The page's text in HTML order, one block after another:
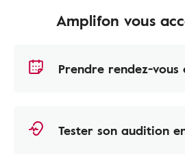
Amplifon vous
Prendre rendez-vous
Tester son audition